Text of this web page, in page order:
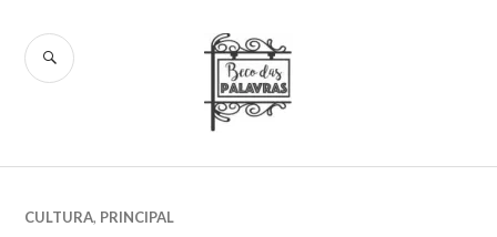
content
Beco das
Palavras
SEARCH
CULTURA, PRINCIPAL